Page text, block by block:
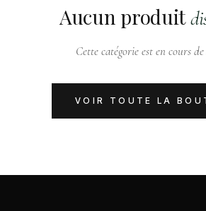
Aucun produit
Cette catégorie est en cours
VOIR TOUTE LA